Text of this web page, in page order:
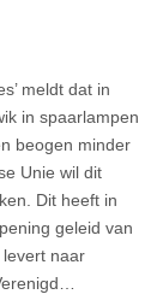
meldt dat in
in spaarlampen
beogen minder
Unie wil dit
Dit heeft in
geleid van
naar